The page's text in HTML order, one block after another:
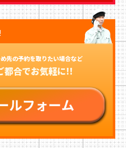
先の予約を取りたい場合など
都合でお気軽に!!